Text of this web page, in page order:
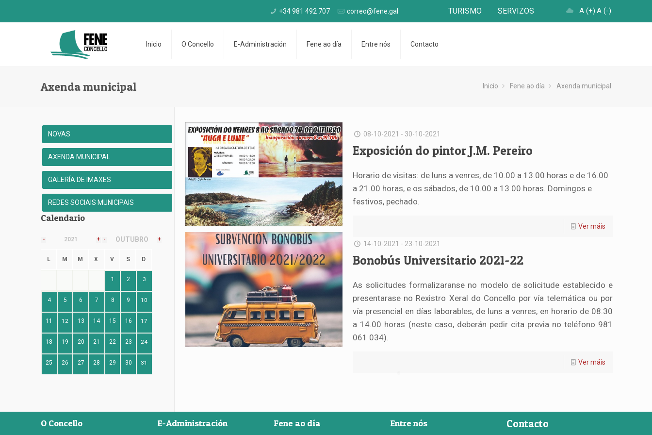
+34 981 492 707 correo@fene.gal TURISMO SERVIZOS A (+) A (-)
Inicio O Concello E-Administración Fene ao día Entre nós Contacto
Axenda municipal Inicio Fene ao día Axenda municipal
08-10-2021 - 30-10-2021
Exposición do pintor J.M. Pereiro
Horario de visitas: de luns a venres, de 10.00 a 13.00 horas e de 16.00
a 21.00 horas, e os sábados, de 10.00 a 13.00 horas. Domingos e
festivos, pechado.
Ver máis
14-10-2021 - 23-10-2021
Bonobús Universitario 2021-22
As solicitudes formalizaranse no modelo de solicitude establecido e
presentarase no Rexistro Xeral do Concello por vía telemática ou por
vía presencial en días laborables, de luns a venres, en horario de 08.30
a 14.00 horas (neste caso, deberán pedir cita previa no teléfono 981
061 034).
Ver máis
NOVAS
AXENDA MUNICIPAL
GALERÍA DE IMAXES
REDES SOCIAIS MUNICIPAIS
Calendario
- 2021 + - OUTUBRO +
L M M X V S D
1 2 3
4 5 6 7 8 9 10
11 12 13 14 15 16 17
18 19 20 21 22 23 24
25 26 27 28 29 30 31
O Concello E-Administración Fene ao día Entre nós Contacto